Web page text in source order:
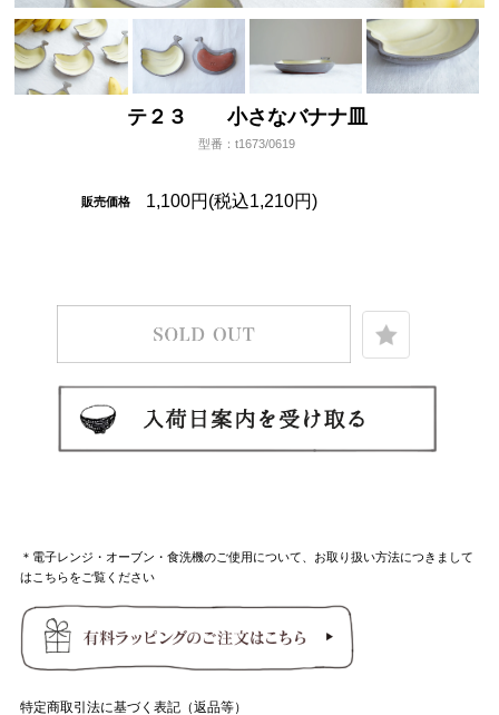
テ２３ 小さなバナナ皿
型番：t1673/0619
販売価格 1,100円(税込1,210円)
＊電子レンジ・オーブン・食洗機のご使用について、お取り扱い方法につきまして
はこちらをご覧ください
特定商取引法に基づく表記（返品等）